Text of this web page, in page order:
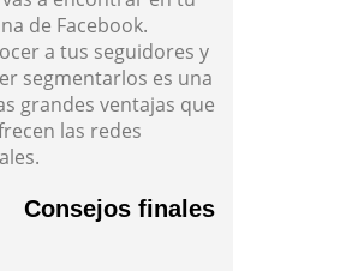
de Facebook.
a tus seguidores y
segmentarlos es una
grandes ventajas que
las redes
Consejos finales